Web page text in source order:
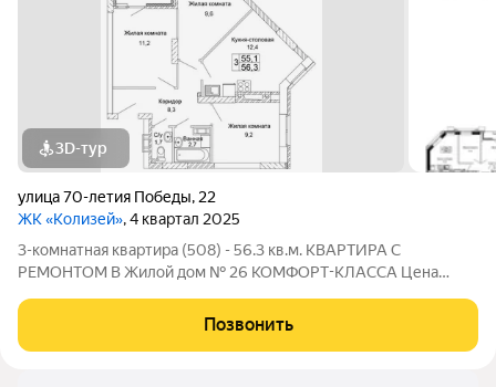
3D-тур
улица 70-летия Победы, 22
ЖК «Колизей», 4 квартал 2025
3-комнатная квартира (508) - 56.3 кв.м. КВАРТИРА С
РЕМОНТОМ В Жилой дом № 26 КОМФОРТ-КЛАССА Цена
эту квартиру с черновой отделкой. Прямая продажа от
Застройщика! ЖК «Колизей» - это
Позвонить